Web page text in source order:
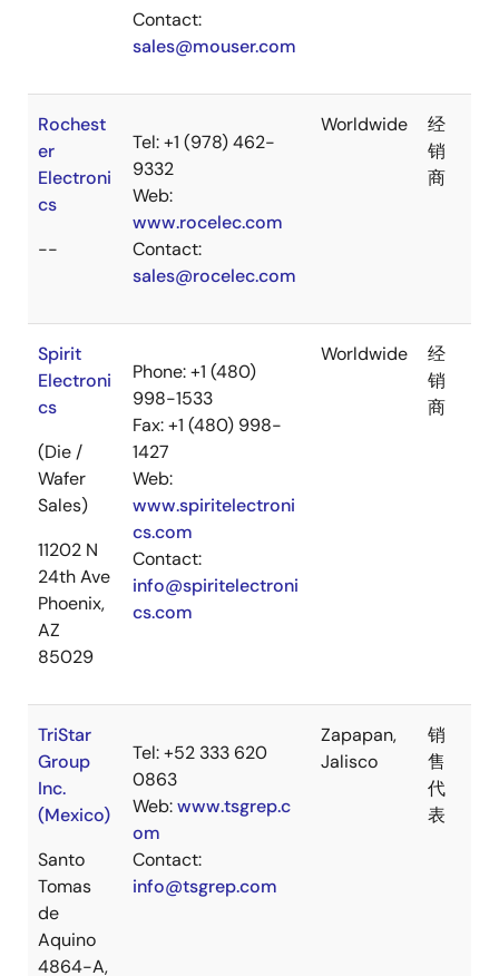
Contact:
sales@mouser.com
Rochest
er
Electroni
cs
--
Tel: +1 (978) 462-
9332
Web:
www.rocelec.com
Contact:
sales@rocelec.com
Worldwide
经
销
商
Spirit
Electroni
cs
(Die /
Wafer
Sales)
11202 N
24th Ave
Phoenix,
AZ
85029
Phone: +1 (480)
998-1533
Fax: +1 (480) 998-
1427
Web:
www.spiritelectroni
cs.com
Contact:
info@spiritelectroni
cs.com
Worldwide
经
销
商
TriStar
Group
Inc.
(Mexico)
Santo
Tomas
de
Aquino
4864-A,
Tel: +52 333 620
0863
Web:www.tsgrep.c
om
Contact:
info@tsgrep.com
Zapapan,
Jalisco
销
售
代
表